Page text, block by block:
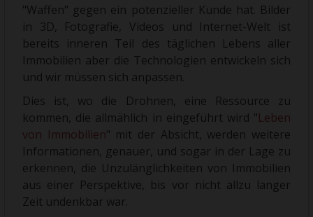
"Waffen" gegen ein potenzieller Kunde hat. Bilder
in 3D, Fotografie, Videos und Internet-Welt ist
bereits inneren Teil des täglichen Lebens aller
Immobilien aber die Technologien entwickeln sich
und wir müssen sich anpassen.
Dies ist, wo die Drohnen, eine Ressource zu
kommen, die allmählich in eingeführt wird "Leben
von Immobilien" mit der Absicht, werden weitere
Informationen, genauer, und sogar in der Lage zu
erkennen, die Unzulänglichkeiten von Immobilien
aus einer Perspektive, bis vor nicht allzu langer
Zeit undenkbar war.